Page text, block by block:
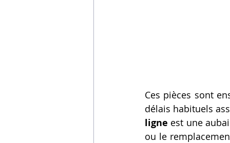
Ces pièces sont
délais habituels
ligne est une
ou le